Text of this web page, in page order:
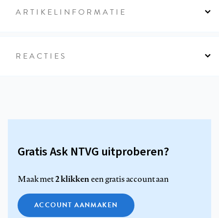
ARTIKELINFORMATIE
REACTIES
Gratis Ask NTVG uitproberen?
Maak met2 klikkeneen gratis account aan
ACCOUNT AANMAKEN